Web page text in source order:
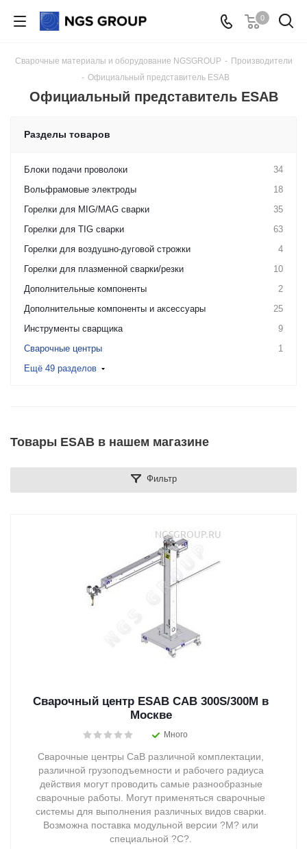
0
Сварочные материалы и оборудование NGSGROUP - Производители
- Официальный представитель ESAB
Официальный представитель ESAB
Разделы товаров
Блоки подачи проволоки
34
Вольфрамовые электроды
18
Горелки для MIG/MAG сварки
35
Горелки для TIG сварки
63
Горелки для воздушно-дуговой строжки
4
Горелки для плазменной сварки/резки
10
Дополнительные компоненты
2
Дополнительные компоненты и аксессуары
25
Инструменты сварщика
9
Сварочные центры
1
Ещё 49 разделов
Товары ESAB в нашем магазине
Фильтр
Сварочный центр ESAB CAB 300S/300M в
Москве
Много
Сварочные центры СаВ различной комплектации,
различной грузоподъемности и рабочего радиуса
действия могут проводить самые разнообразные
сварочные работы. Могут применяться сварочные
системы для выполнения различных видов сварки.
Возможна поставка модульной версии ?М? или
специальной ?С?.